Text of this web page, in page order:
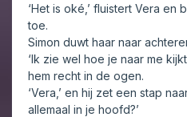
‘Het is oké,’ fluistert Vera en
toe.
Simon duwt haar naar
‘Ik zie wel hoe je naar me
hem recht in de ogen.
‘Vera,’ en hij zet een stap
allemaal in je hoofd?’